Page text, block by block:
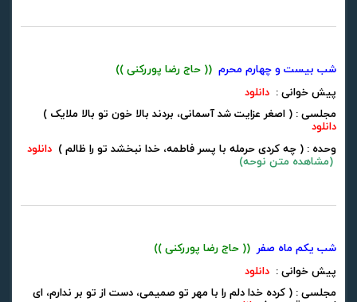
شب بیست و چهارم محرم (( حاج رضا پوررکنی ))
پیش خوانی : دانلود
مجلسی : ( اصغر عزایت شد آسمانی، بردند بالا خون تو بالا ملایک )
دانلود
وحده : ( چه کردی حرمله با پسر فاطمه، خدا نبخشد تو را ظالم ) دانلود
(مشاهده متن نوحه)
شب یکم ماه صفر (( حاج رضا پوررکنی ))
پیش خوانی : دانلود
مجلسی : ( کرده خدا دلم را با مهر تو صمیمی، دست از تو بر ندارم، ای